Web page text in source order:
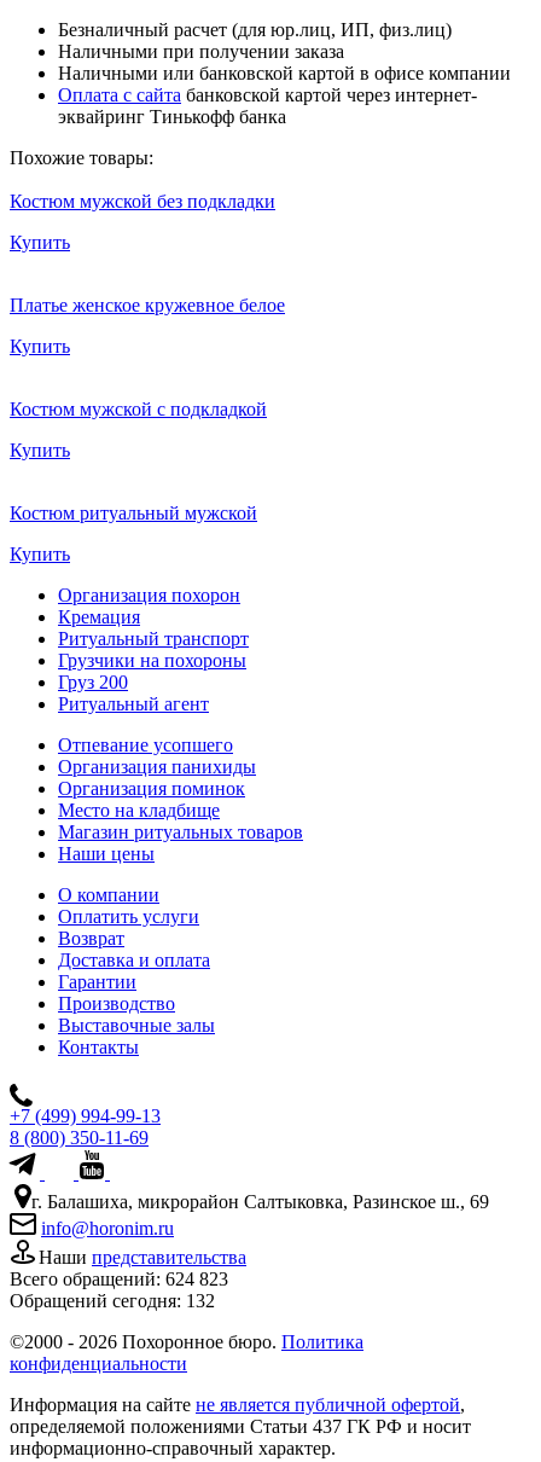
Безналичный расчет (для юр.лиц, ИП, физ.лиц)
Наличными при получении заказа
Наличными или банковской картой в офисе компании
Оплата с сайта банковской картой через интернет-
эквайринг Тинькофф банка
Похожие товары:
Костюм мужской без подкладки
Купить
Платье женское кружевное белое
Купить
Костюм мужской с подкладкой
Купить
Костюм ритуальный мужской
Купить
Организация похорон
Кремация
Ритуальный транспорт
Грузчики на похороны
Груз 200
Ритуальный агент
Отпевание усопшего
Организация панихиды
Организация поминок
Место на кладбище
Магазин ритуальных товаров
Наши цены
О компании
Оплатить услуги
Возврат
Доставка и оплата
Гарантии
Производство
Выставочные залы
Контакты
+7 (499) 994-99-13
8 (800) 350-11-69
г. Балашиха, микрорайон Салтыковка, Разинское ш., 69
info@horonim.ru
Наши представительства
Всего обращений: 624 823
Обращений сегодня: 132
©2000 - 2026 Похоронное бюро. Политика
конфиденциальности
Информация на сайте не является публичной офертой,
определяемой положениями Статьи 437 ГК РФ и носит
информационно-справочный характер.